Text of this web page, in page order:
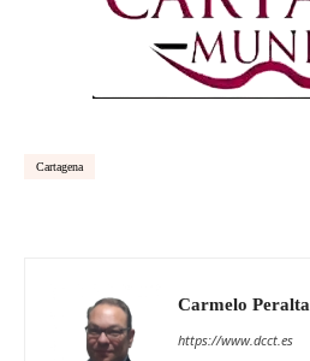
Cartagena
Carmelo Peralta
https://www.dcct.es